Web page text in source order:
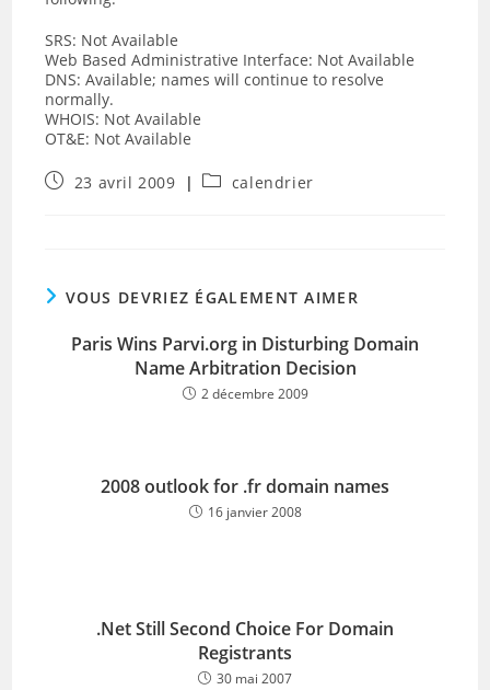
SRS: Not Available
Web Based Administrative Interface: Not Available
DNS: Available; names will continue to resolve
normally.
WHOIS: Not Available
OT&E: Not Available
Publication
23 avril 2009
Postcalendrier
VOUS DEVRIEZ ÉGALEMENT AIMER
Paris Wins Parvi.org in Disturbing Domain
Name Arbitration Decision
2 décembre 2009
2008 outlook for .fr domain names
16 janvier 2008
.Net Still Second Choice For Domain
Registrants
30 mai 2007